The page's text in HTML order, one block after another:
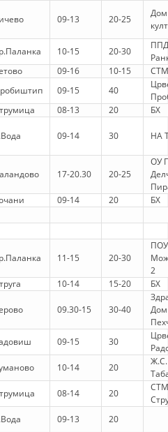
E CK
ME PUBLIKUN
OPINIONIT PUBLIK
NDËRKOMBËTAR
PËR KËRKIM
PREVENTIVE
E PARË
VULLNETARË
09-13 20-25
10-15 20-30
ППД
09-16 10-15
09-15 40
08-13 20 БХ
09-14 30 НА
17-20.30 20-25
ОУ
09-14 20
БХ
11-15 20-30
ПОУ
2
10-14 15-20 БХ
09.30-15 30-40
Дом
09-15 30
10-14 20
Ж.С.
08-14 20
СТМ
09-13 20